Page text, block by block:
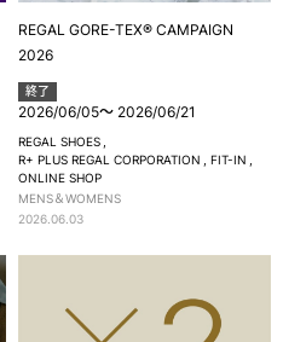
REGAL GORE-TEX® CAMPAIGN
2026
終了
2026/06/05～ 2026/06/21
REGAL SHOES
R+ PLUS REGAL CORPORATION
FIT-IN
ONLINE SHOP
MENS＆WOMENS
2026.06.03